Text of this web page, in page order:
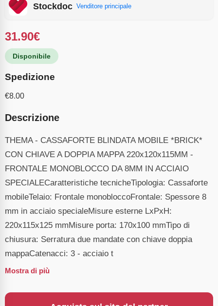
Stockdoc Venditore principale
31.90€
Disponibile
Spedizione
€8.00
Descrizione
THEMA - CASSAFORTE BLINDATA MOBILE *BRICK*
CON CHIAVE A DOPPIA MAPPA 220x120x115MM -
FRONTALE MONOBLOCCO DA 8MM IN ACCIAIO
SPECIALECaratteristiche tecnicheTipologia: Cassaforte
mobileTelaio: Frontale monobloccoFrontale: Spessore 8
mm in acciaio specialeMisure esterne LxPxH:
220x115x125 mmMisure porta: 170x100 mmTipo di
chiusura: Serratura due mandate con chiave doppia
mappaCatenacci: 3 - acciaio t
Mostra di più